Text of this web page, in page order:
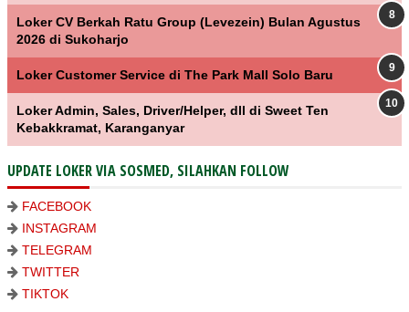
Loker CV Berkah Ratu Group (Levezein) Bulan Agustus
2026 di Sukoharjo
Loker Customer Service di The Park Mall Solo Baru
Loker Admin, Sales, Driver/Helper, dll di Sweet Ten
Kebakkramat, Karanganyar
UPDATE LOKER VIA SOSMED, SILAHKAN FOLLOW
FACEBOOK
INSTAGRAM
TELEGRAM
TWITTER
TIKTOK